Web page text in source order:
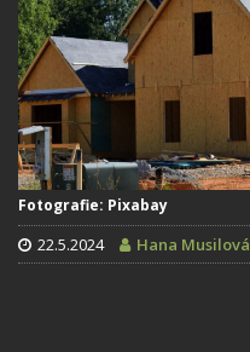
Fotografie: Pixabay
22.5.2024 Hana Musilová